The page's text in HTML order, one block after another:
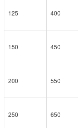
125 400
150 450
200 550
250 650